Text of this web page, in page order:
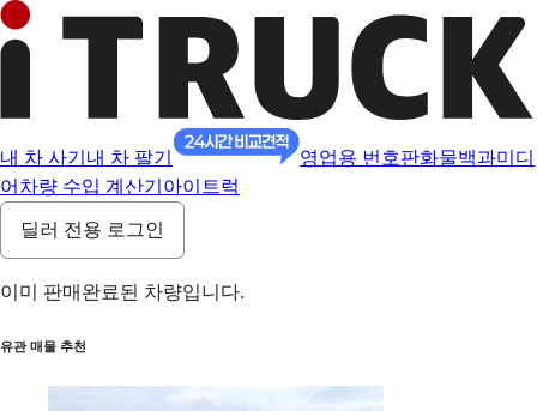
내 차 사기 내 차 팔기 영업용 번호판화물백과미디
어 차량 수입 계산기 아이트럭
딜러 전용 로그인
이미 판매완료된 차량입니다.
유관 매물 추천